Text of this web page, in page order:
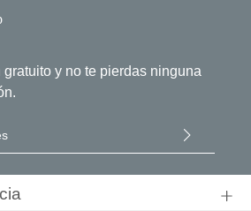
y no te pierdas ninguna
electrónico
generales